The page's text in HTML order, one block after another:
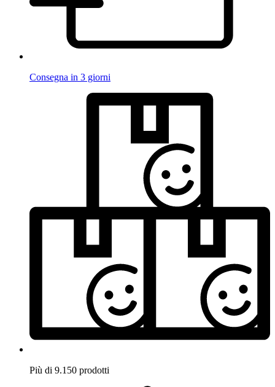
Consegna in 3 giorni
Più di 9.150 prodotti